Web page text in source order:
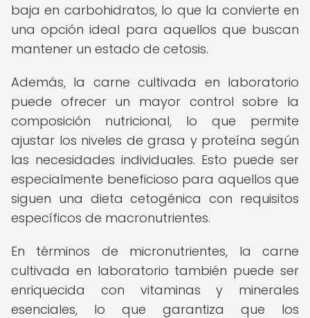
baja en carbohidratos, lo que la convierte en
una opción ideal para aquellos que buscan
mantener un estado de cetosis.
Además, la carne cultivada en laboratorio
puede ofrecer un mayor control sobre la
composición nutricional, lo que permite
ajustar los niveles de grasa y proteína según
las necesidades individuales. Esto puede ser
especialmente beneficioso para aquellos que
siguen una dieta cetogénica con requisitos
específicos de macronutrientes.
En términos de micronutrientes, la carne
cultivada en laboratorio también puede ser
enriquecida con vitaminas y minerales
esenciales, lo que garantiza que los